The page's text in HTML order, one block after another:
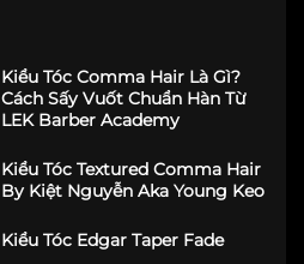
Kiểu Tóc Comma Hair Là Gì?
Cách Sấy Vuốt Chuẩn Hàn Từ
LEK Barber Academy
Kiểu Tóc Textured Comma Hair
By Kiệt Nguyễn Aka Young Keo
Kiểu Tóc Edgar Taper Fade